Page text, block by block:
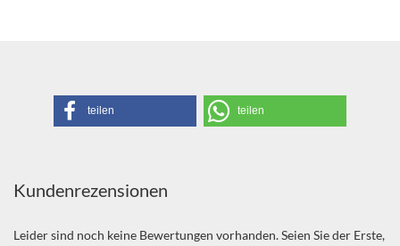
teilen teilen
Kundenrezensionen
Leider sind noch keine Bewertungen vorhanden. Seien Sie der Erste,